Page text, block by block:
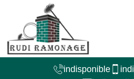
indisponible